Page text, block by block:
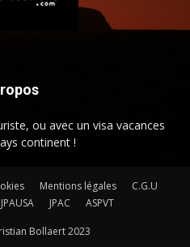
ou avec un visa vacances
continent !
Mentions légales
C.G.U
JPAUSA JPAC ASPVT
Bollaert 2023